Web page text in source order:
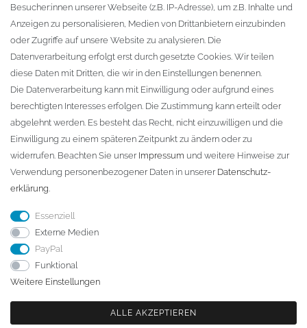
KONTAKT
Fa. Steffen Jost
Söbrigener Weg 50
D-01796 Pirna
Telefon:+49 (0)3501 507295
info@dach-teufel.de
Besucher:innen unserer Webseite (z.B. IP-Adresse), um z.B. Inhalte und
Anzeigen zu personalisieren, Medien von Drittanbietern einzubinden
oder Zugriffe auf unsere Website zu analysieren. Die
Datenverarbeitung erfolgt erst durch gesetzte Cookies. Wir teilen
diese Daten mit Dritten, die wir in den Einstellungen benennen.
Die Datenverarbeitung kann mit Einwilligung oder aufgrund eines
berechtigten Interesses erfolgen. Die Zustimmung kann erteilt oder
abgelehnt werden. Es besteht das Recht, nicht einzuwilligen und die
Einwilligung zu einem späteren Zeitpunkt zu ändern oder zu
widerrufen. Beachten Sie unser Impressum und weitere Hinweise zur
Verwendung personenbezogener Daten in unserer Daten­schutz­
erklärung.
Essenziell
Externe Medien
PayPal
Funktional
Weitere Einstellungen
ALLE AKZEPTIEREN